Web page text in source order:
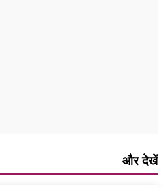
और देखें